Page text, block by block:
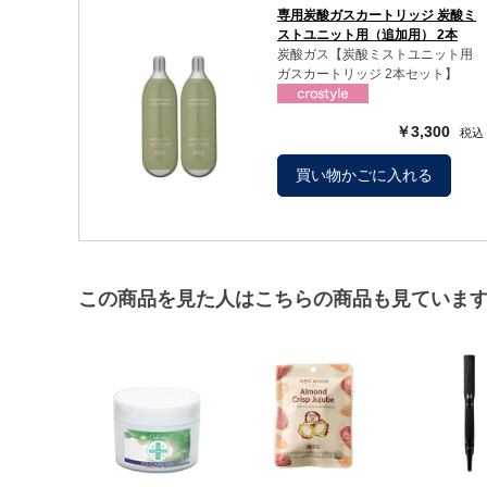
専用炭酸ガスカートリッジ 炭酸ミ
ストユニット用（追加用） 2本
炭酸ガス【炭酸ミストユニット用
ガスカートリッジ 2本セット】
￥3,300
買い物かごに入れる
この商品を見た人はこちらの商品も見ていま